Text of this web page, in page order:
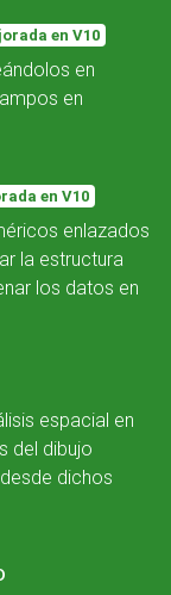
en V10
en
en
en V10
enlazados
la estructura
los datos en
espacial en
del dibujo
dichos